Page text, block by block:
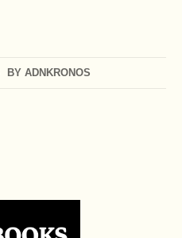
BY ADNKRONOS